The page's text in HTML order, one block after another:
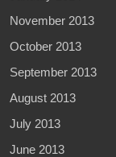
November 2013
October 2013
September 2013
August 2013
July 2013
June 2013